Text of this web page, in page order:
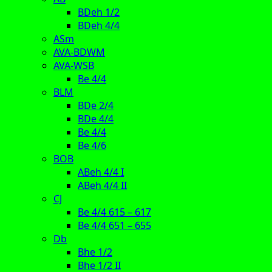
BDeh 1/2
BDeh 4/4
ASm
AVA-BDWM
AVA-WSB
Be 4/4
BLM
BDe 2/4
BDe 4/4
Be 4/4
Be 4/6
BOB
ABeh 4/4 I
ABeh 4/4 II
CJ
Be 4/4 615 – 617
Be 4/4 651 – 655
Db
Bhe 1/2
Bhe 1/2 II